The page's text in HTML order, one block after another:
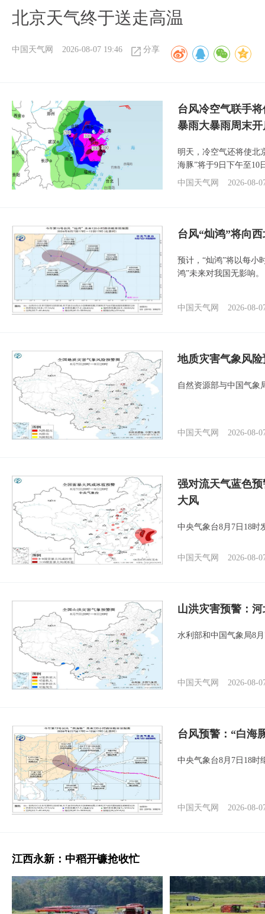
北京天气终于送走高温
中国天气网 2026-08-07 19:46 分享
台风冷空气联手
暴雨大暴雨周末开
明天，冷空气还将使北
海豚”将于9日下午至10
中国天气网
2026-08-
台风“灿鸿”将向
预计，“灿鸿”将以每小
鸿”未来对我国无影响。
中国天气网 2026-08-
地质灾害气象风
自然资源部与中国气象
中国天气网 2026-08-
强对流天气蓝色
大风
中央气象台8月7日18时
中国天气网 2026-08-
山洪灾害预警：
水利部和中国气象局8
中国天气网 2026-08-
台风预警：“白海
中央气象台8月7日18时
中国天气网 2026-08-
江西永新：中稻开镰抢收忙